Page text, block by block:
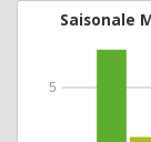
Saisonale
5